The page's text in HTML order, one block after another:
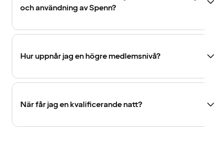
och användning av Spenn?
Hur uppnår jag en högre medlemsnivå?
När får jag en kvalificerande natt?